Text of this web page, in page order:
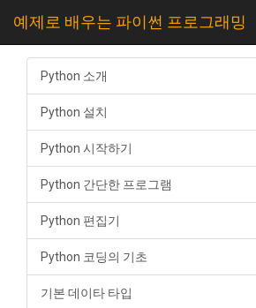
예제로 배우는 파이썬 프로그래밍
Python 소개
Python 설치
Python 시작하기
Python 간단한 프로그램
Python 편집기
Python 코딩의 기초
기본 데이타 타입